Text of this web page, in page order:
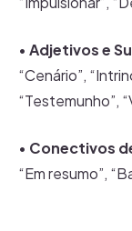
• Adjetivos e
“Cenário”,
“Testemunho”,
• Conectivos
“Em resumo”,